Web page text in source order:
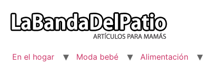
contenido
En el hogar Moda bebé
Alimentación